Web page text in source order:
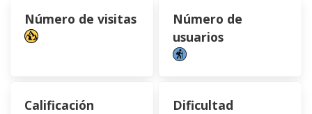
Número de visitas
Número de
usuarios
Calificación Dificultad